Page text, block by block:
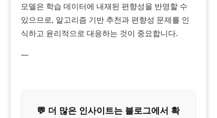
모델은 학습 데이터에 내재된 편향성을 반영할 수
있으므로, 알고리즘 기반 추천과 편향성 문제를 인
식하고 윤리적으로 대응하는 것이 중요합니다.
—
💬 더 많은 인사이트는 블로그에서 확